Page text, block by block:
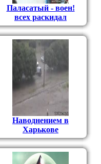
Паласатый - воен!
всех раскидал
Наводнением в
Харькове